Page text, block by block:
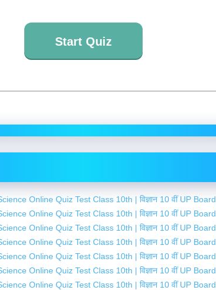
Start Quiz
Online Quiz Test Class 10th | विज्ञान 10 वीं UP Board
Online Quiz Test Class 10th | विज्ञान 10 वीं UP Board
Online Quiz Test Class 10th | विज्ञान 10 वीं UP Board
Online Quiz Test Class 10th | विज्ञान 10 वीं UP Board
Online Quiz Test Class 10th | विज्ञान 10 वीं UP Board
Online Quiz Test Class 10th | विज्ञान 10 वीं UP Board
Online Quiz Test Class 10th | विज्ञान 10 वीं UP Board